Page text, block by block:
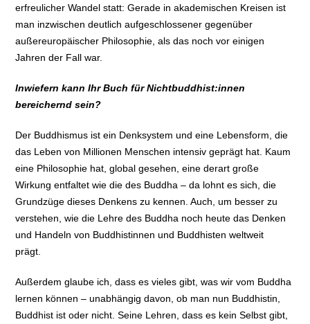
erfreulicher Wandel statt: Gerade in akademischen Kreisen ist
man inzwischen deutlich aufgeschlossener gegenüber
außereuropäischer Philosophie, als das noch vor einigen
Jahren der Fall war.
Inwiefern kann Ihr Buch für Nichtbuddhist:innen
bereichernd sein?
Der Buddhismus ist ein Denksystem und eine Lebensform, die
das Leben von Millionen Menschen intensiv geprägt hat. Kaum
eine Philosophie hat, global gesehen, eine derart große
Wirkung entfaltet wie die des Buddha – da lohnt es sich, die
Grundzüge dieses Denkens zu kennen. Auch, um besser zu
verstehen, wie die Lehre des Buddha noch heute das Denken
und Handeln von Buddhistinnen und Buddhisten weltweit
prägt.
Außerdem glaube ich, dass es vieles gibt, was wir vom Buddha
lernen können – unabhängig davon, ob man nun Buddhistin,
Buddhist ist oder nicht. Seine Lehren, dass es kein Selbst gibt,